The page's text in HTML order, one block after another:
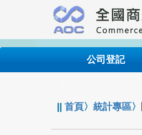
要
內
公司登記
||首頁〉統計專區〉